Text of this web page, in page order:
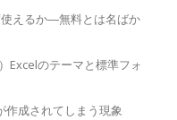
えるか―無料とは名ばか
Excelのテーマと標準フォ
作成されてしまう現象